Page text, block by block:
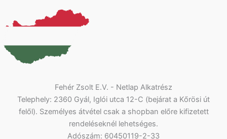
Fehér Zsolt E.V. - Netlap Alkatrész
Telephely: 2360 Gyál, Iglói utca 12-C (bejárat a Kőrösi út
felől). Személyes átvétel csak a shopban előre kifizetett
rendeléseknél lehetséges.
Adószám: 60450119-2-33